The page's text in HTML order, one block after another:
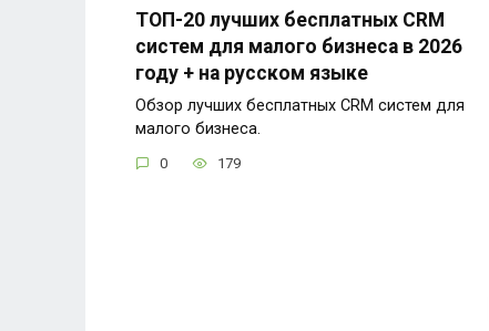
ТОП-20 лучших бесплатных CRM
систем для малого бизнеса в 2026
году + на русском языке
Обзор лучших бесплатных CRM систем для
малого бизнеса.
0 179